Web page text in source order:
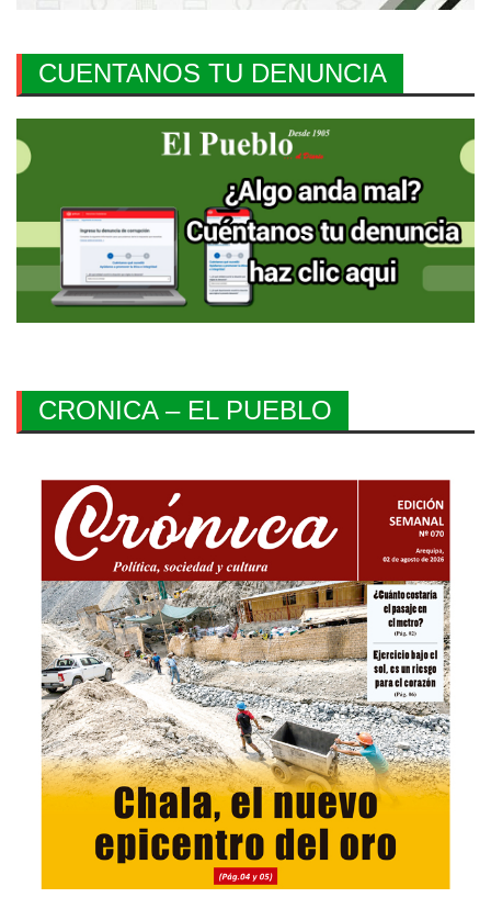
CUENTANOS TU DENUNCIA
CRONICA – EL PUEBLO